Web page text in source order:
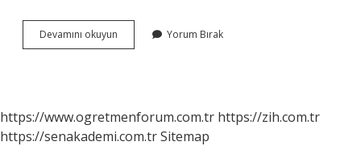
Devamını okuyun
De
Yorum Bırak
https://www.ogretmenforum.com.tr https://zih.com.tr
https://senakademi.com.trSitemap